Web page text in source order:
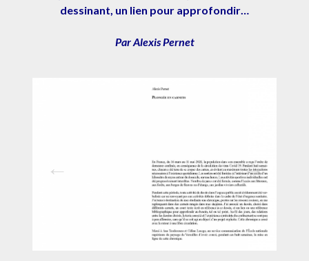
dessinant, un lien pour approfondir…
Par Alexis Pernet